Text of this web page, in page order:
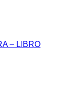
– LIBRO